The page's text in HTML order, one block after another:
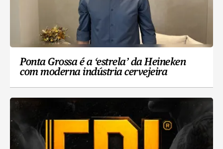
Ponta Grossa é a ‘estrela’ da Heineken
com moderna indústria cervejeira